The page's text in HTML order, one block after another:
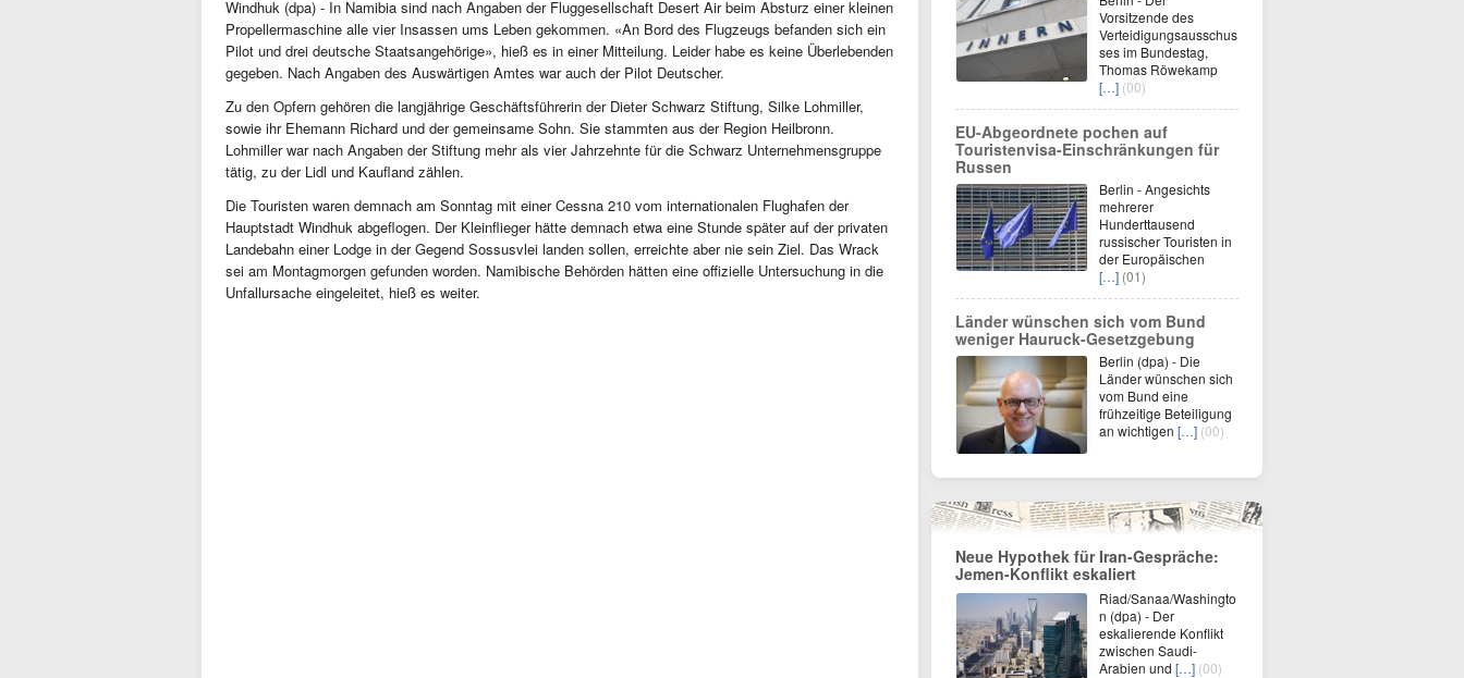
Windhuk (dpa) - In Namibia sind nach Angaben der Fluggesellschaft Desert Air beim Absturz einer kleinen
Propellermaschine alle vier Insassen ums Leben gekommen. «An Bord des Flugzeugs befanden sich ein
Pilot und drei deutsche Staatsangehörige», hieß es in einer Mitteilung. Leider habe es keine Überlebenden
gegeben. Nach Angaben des Auswärtigen Amtes war auch der Pilot Deutscher.
Zu den Opfern gehören die langjährige Geschäftsführerin der Dieter Schwarz Stiftung, Silke Lohmiller,
sowie ihr Ehemann Richard und der gemeinsame Sohn. Sie stammten aus der Region Heilbronn.
Lohmiller war nach Angaben der Stiftung mehr als vier Jahrzehnte für die Schwarz Unternehmensgruppe
tätig, zu der Lidl und Kaufland zählen.
Die Touristen waren demnach am Sonntag mit einer Cessna 210 vom internationalen Flughafen der
Hauptstadt Windhuk abgeflogen. Der Kleinflieger hätte demnach etwa eine Stunde später auf der privaten
Landebahn einer Lodge in der Gegend Sossusvlei landen sollen, erreichte aber nie sein Ziel. Das Wrack
sei am Montagmorgen gefunden worden. Namibische Behörden hätten eine offizielle Untersuchung in die
Unfallursache eingeleitet, hieß es weiter.
Vorsitzende des
Verteidigungsausschus
ses im Bundestag,
Thomas Röwekamp
[…] (00)
EU-Abgeordnete pochen auf
Touristenvisa-Einschränkungen für
Russen
Berlin - Angesichts
mehrerer
Hunderttausend
russischer Touristen in
der Europäischen
[…] (01)
Länder wünschen sich vom Bund
weniger Hauruck-Gesetzgebung
Berlin (dpa) - Die
Länder wünschen sich
vom Bund eine
frühzeitige Beteiligung
an wichtigen […] (00)
Neue Hypothek für Iran-Gespräche:
Jemen-Konflikt eskaliert
Riad/Sanaa/Washingto
n (dpa) - Der
eskalierende Konflikt
zwischen Saudi-
Arabien und […] (00)